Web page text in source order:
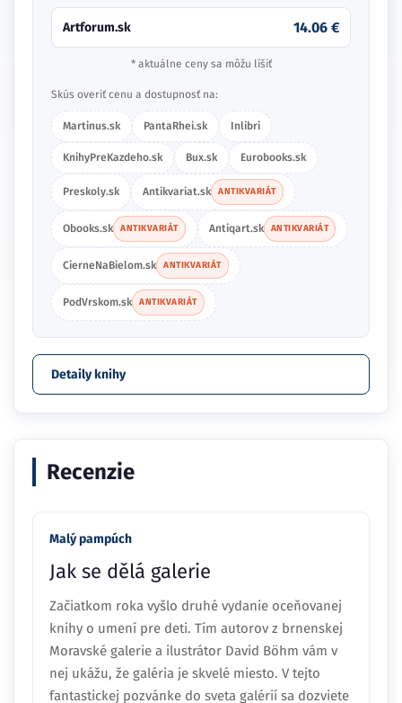
Artforum.sk 14.06 €
* aktuálne ceny sa môžu líšiť
Skús overiť cenu a dostupnosť na:
Martinus.sk PantaRhei.sk Inlibri
KnihyPreKazdeho.sk Bux.sk Eurobooks.sk
Preskoly.sk Antikvariat.sk ANTIKVARIÁT
Obooks.sk ANTIKVARIÁT Antiqart.sk ANTIKVARIÁT
CierneNaBielom.sk ANTIKVARIÁT
PodVrskom.sk ANTIKVARIÁT
Detaily knihy
Recenzie
Malý pampúch
Jak se dělá galerie
Začiatkom roka vyšlo druhé vydanie oceňovanej
knihy o umení pre deti. Tím autorov z brnenskej
Moravské galerie a ilustrátor David Böhm vám v
nej ukážu, že galéria je skvelé miesto. V tejto
fantastickej pozvánke do sveta galérií sa dozviete